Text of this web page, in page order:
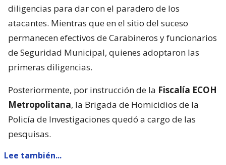
diligencias para dar con el paradero de los
atacantes. Mientras que en el sitio del suceso
permanecen efectivos de Carabineros y funcionarios
de Seguridad Municipal, quienes adoptaron las
primeras diligencias.
Posteriormente, por instrucción de la Fiscalía ECOH
Metropolitana, la Brigada de Homicidios de la
Policía de Investigaciones quedó a cargo de las
pesquisas.
Lee también...